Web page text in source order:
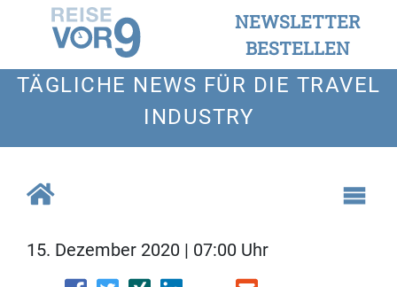
NEWSLETTER
BESTELLEN
TÄGLICHE NEWS FÜR DIE TRAVEL
INDUSTRY
15. Dezember 2020 | 07:00 Uhr